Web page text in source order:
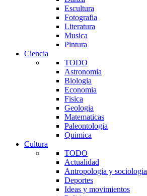
Escultura
Fotografia
Literatura
Musica
Pintura
Ciencia
TODO
Astronomia
Biologia
Economia
Fisica
Geologia
Matematicas
Paleontologia
Quimica
Cultura
TODO
Actualidad
Antropologia y sociologia
Deportes
Ideas y movimientos